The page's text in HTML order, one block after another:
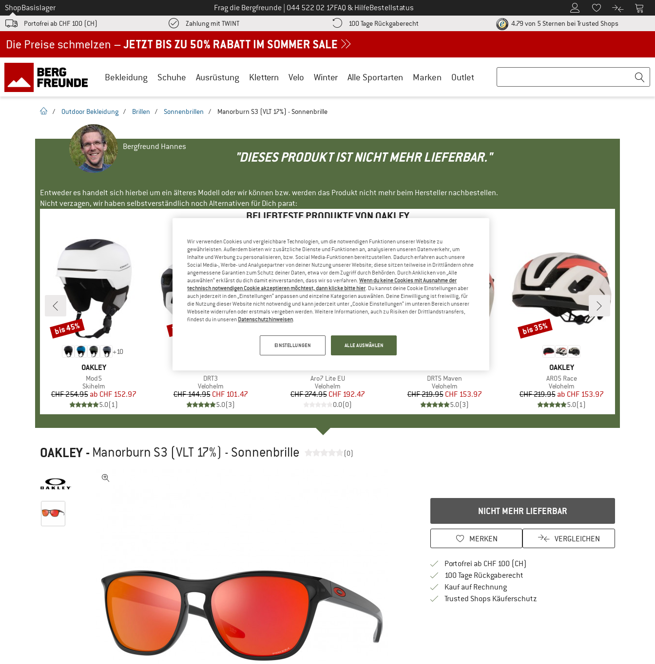
Zum
ShopBasislager Frag die Bergfreunde Ruf uns an unter
044 522 02 17FAQ & HilfeBestellstatus Zum KundenkontoZum Merkzettel.
Zum Zum
Portofrei ab CHF 100 (CH) Zahlung mit TWINTFinde die Zahlungs-Infos hier! Öffnet sich in einer Infobox
100 Tage Rückgaberecht Gehe hier zu den Rückgabe-Richtlinien Öffnet sich in einer Infobox
4.79 von 5 Sternen bei Trusted ShopsFinde alle
Bekleidung Schuhe Ausrüstung Klettern Velo Winter Alle Sportarten Marken Outlet
Startseite
/ Outdoor Bekleidung / Brillen / Sonnenbrillen / Manorburn S3 (VLT 17%) - Sonnenbrille
Bergfreund Hannes
"DIESES PRODUKT IST NICHT MEHR LIEFERBAR."
Entweder es handelt sich hierbei um ein älteres Modell oder wir können bzw. werden das Produkt nicht mehr beim Hersteller nachbestellen.
Nicht verzagen, wir haben selbstverständlich noch Alternativen für Dich parat:
BELIEBTESTE PRODUKTE VON OAKLEY
+10
MARKE
OAKLEY
Artikel
Mod5
Produktgruppe
Skihelm
Preis
CHF 254.95 reduzierter Preis
ab CHF 152.97
5.0(1)
Rabatt
bis 45%
Artikel
DRT3
Produktgruppe
Velohelm
Preis
CHF 144.95reduzierter Preis
CHF 101.47
5.0(3)
Rabatt
30%
Artikel
Aro7 Lite EU
Produktgruppe
Velohelm
Preis
CHF 274.95 reduzierter Preis
CHF 192.47
0.0(0)
Artikel
DRT5 Maven
Produktgruppe
Velohelm
Preis
CHF 219.95 reduzierter Preis
CHF 153.97
5.0(3)
MARKE
OAKLEY
Artikel
ARO5 Race
Produktgruppe
Velohelm
Preis
CHF 219.95 reduzierter Preis
ab CHF 153.97
5.0(1)
Rabatt
bis 35%
OAKLEY - Manorburn S3 (VLT 17%) - Sonnenbrille (0)
NICHT MEHR LIEFERBAR
MERKEN VERGLEICHEN
Portofrei ab CHF 100 (CH)
100 Tage RückgaberechtGehe hier zu den Rückgabe-Richtlinien
Kauf auf RechnungFinde die Zahlungs-Infos hier! Öffnet sich in
Trusted Shops KäuferschutzFinde alle Infos hier!
Wir verwenden Cookies und vergleichbare Technologien, um die notwendigen Funktionen unserer Website zu
gewährleisten. Außerdem bieten wir zusätzliche Dienste und Funktionen an, analysieren unseren Datenverkehr, um
Inhalte und Werbung zu personalisieren, bzw. Social Media-Funktionen bereitzustellen. Dadurch erfahren auch unsere
Social Media-, Werbe- und Analysepartner von deiner Nutzung unserer Website; diese sitzen teilweise in Drittländern ohne
angemessene Garantien zum Schutz deiner Daten, etwa vor dem Zugriff durch Behörden. Durch Anklicken von „Alle
auswählen“ erklärst du dich damit einverstanden, dass wir so verfahren. Wenn du keine Cookies mit Ausnahme der
technisch notwendigen Cookie akzeptieren möchtest, dann klicke bitte hier. Du kannst deine Cookie Einstellungen aber
auch jederzeit in den „Einstellungen“ anpassen und einzelne Kategorien auswählen. Deine Einwilligung ist freiwillig, für
die Nutzung dieser Website nicht notwendig und kann jederzeit unter „Cookie Einstellungen“ im unteren Bereich unserer
Webseite widerrufen oder erstmals vergeben werden. Weitere Informationen, auch zu Risiken der Drittlandstransfers,
findest du in unseren Datenschutzhinweisen.
EINSTELLUNGEN ALLE AUSWÄHLEN